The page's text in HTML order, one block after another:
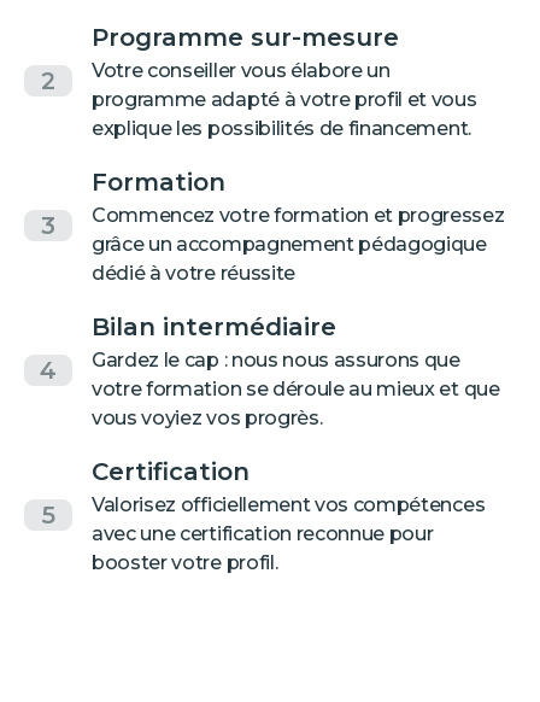
2
Programme sur-mesure
Votre conseiller vous élabore un
programme adapté à votre profil et vous
explique les possibilités de financement.
3
Formation
Commencez votre formation et progressez
grâce un accompagnement pédagogique
dédié à votre réussite
4
Bilan intermédiaire
Gardez le cap : nous nous assurons que
votre formation se déroule au mieux et que
vous voyiez vos progrès.
5
Certification
Valorisez officiellement vos compétences
avec une certification reconnue pour
booster votre profil.